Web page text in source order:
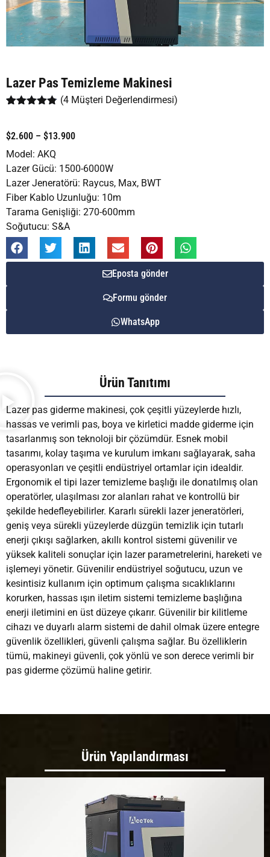
Lazer Pas Temizleme Makinesi
dayanarak 5
üzerinden
4.75puan
(4 Müşteri Değerlendirmesi)
$2.600 – $13.900
Model: AKQ
Lazer Gücü: 1500-6000W
Lazer Jeneratörü: Raycus, Max, BWT
Fiber Kablo Uzunluğu: 10m
Tarama Genişliği: 270-600mm
Soğutucu: S&A
Eposta gönder
Formu gönder
WhatsApp
Ürün Tanıtımı
Lazer pas giderme makinesi, çok çeşitli yüzeylerde hızlı,
hassas ve verimli pas, boya ve kirletici madde giderme için
tasarlanmış son teknoloji bir çözümdür. Esnek mobil
tasarımı, kolay taşıma ve kurulum imkanı sağlayarak, saha
operasyonları ve çeşitli endüstriyel ortamlar için idealdir.
Ergonomik el tipi lazer temizleme başlığı ile donatılmış olan
operatörler, ulaşılması zor alanları rahat ve kontrollü bir
şekilde hedefleyebilirler. Kararlı sürekli lazer jeneratörleri,
geniş veya sürekli yüzeylerde düzgün temizlik için tutarlı
enerji çıkışı sağlarken, akıllı kontrol sistemi güvenilir ve
yüksek kaliteli sonuçlar için lazer parametrelerini, hareketi ve
işlemeyi yönetir. Güvenilir endüstriyel soğutucu, uzun ve
kesintisiz kullanım için optimum çalışma sıcaklıklarını
korurken, hassas ışın iletim sistemi temizleme başlığına
enerji iletimini en üst düzeye çıkarır. Güvenilir bir kilitleme
cihazı ve duyarlı alarm sistemi de dahil olmak üzere entegre
güvenlik özellikleri, güvenli çalışma sağlar. Bu özelliklerin
tümü, makineyi güvenli, çok yönlü ve son derece verimli bir
pas giderme çözümü haline getirir.
Ürün Yapılandırması